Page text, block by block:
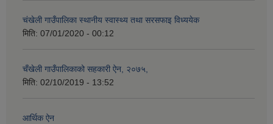
चंखेली गाउँपालिका स्थानीय स्वास्थ्य तथा सरसफाइ विध्ययेक
मिति: 07/01/2020 - 00:12
चँखेली गाउँपालिकाको सहकारी ऐन, २०७५,
मिति: 02/10/2019 - 13:52
आर्थिक ऐन